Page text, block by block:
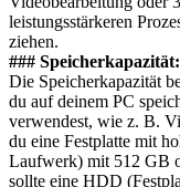
leistungsstärkeren
ziehen.
###
Die Speicherkapazität
du auf deinem PC
verwendest, wie z. B.
du eine Festplatte mit
Laufwerk) mit 512 GB
sollte eine HDD